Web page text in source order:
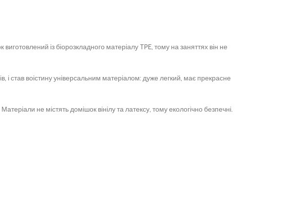
із біорозкладного матеріалу TPE, тому на заняттях він не
став воістину універсальним матеріалом: дуже легкий, має прекрасне
не містять домішок вінілу та латексу, тому екологічно безпечні.